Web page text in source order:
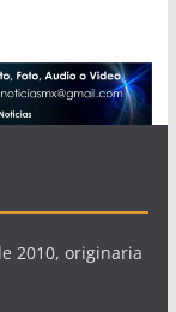
2010, originaria